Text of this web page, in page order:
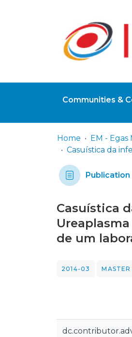
Communities &
Home
Publication
Casuística
de um
2014-03 MASTER